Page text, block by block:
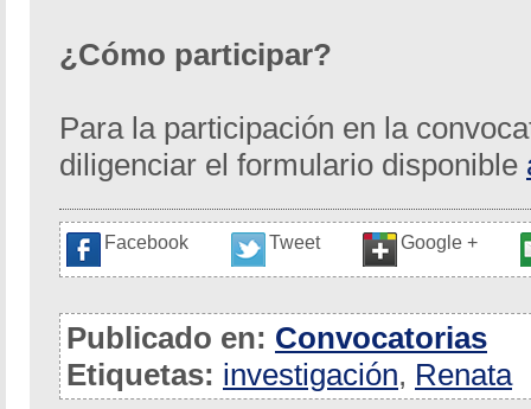
¿Cómo participar?
Para la participación en la
diligenciar el formulario disponible
Facebook Tweet Google +
Publicado en: Convocatorias
Etiquetas: investigación, Renata